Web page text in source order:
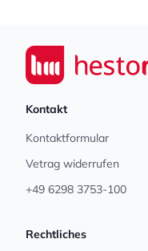
Seiwert GmbH
Kontakt
Kontaktformular
Vetrag widerrufen
+49 6298 3753-100
Rechtliches